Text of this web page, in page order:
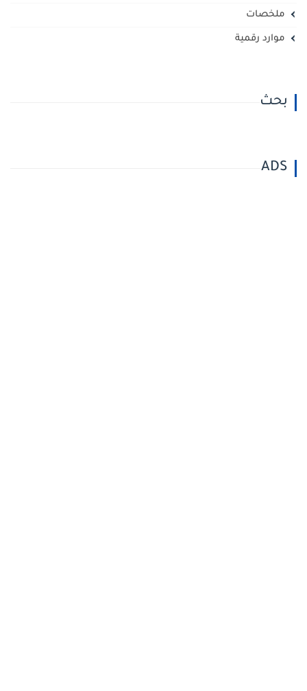
ملخصات
موارد رقمية
بحث
ADS